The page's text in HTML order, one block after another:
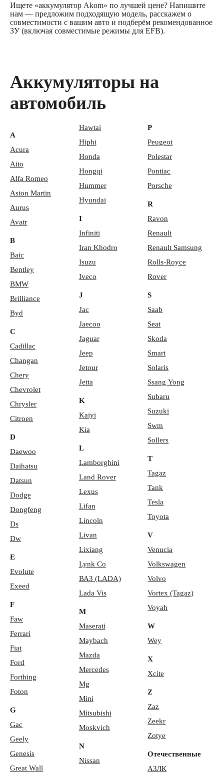
Ищете «аккумулятор Akom» по лучшей цене? Напишите
нам — предложим подходящую модель, расскажем о
совместимости с вашим авто и подберём рекомендованное
ЗУ (включая совместимые режимы для EFB).
Аккумуляторы на
автомобиль
A
Acura
Aito
Alfa Romeo
Aston Martin
Aurus
Avatr
B
Baic
Bentley
BMW
Brilliance
Byd
C
Cadillac
Changan
Chery
Chevrolet
Chrysler
Citroen
D
Daewoo
Daihatsu
Datsun
Dodge
Dongfeng
Ds
Dw
E
Evolute
Exeed
F
Faw
Ferrari
Fiat
Ford
Forthing
Foton
G
Gac
Geely
Genesis
Great Wall
Hawtai
Hiphi
Honda
Hongqi
Hummer
Hyundai
I
Infiniti
Iran Khodro
Isuzu
Iveco
J
Jac
Jaecoo
Jaguar
Jeep
Jetour
Jetta
K
Kaiyi
Kia
L
Lamborghini
Land Rover
Lexus
Lifan
Lincoln
Livan
Lixiang
Lynk Co
ВАЗ (LADA)
Lada Vis
M
Maserati
Maybach
Mazda
Mercedes
Mg
Mini
Mitsubishi
Moskvich
N
Nissan
P
Peugeot
Polestar
Pontiac
Porsche
R
Ravon
Renault
Renault Samsung
Rolls-Royce
Rover
S
Saab
Seat
Skoda
Smart
Solaris
Ssang Yong
Subaru
Suzuki
Swm
Sollers
T
Tagaz
Tank
Tesla
Toyota
V
Venucia
Volkswagen
Volvo
Vortex (Tagaz)
Voyah
W
Wey
X
Xcite
Z
Zaz
Zeekr
Zotye
Отечественные
АЗЛК